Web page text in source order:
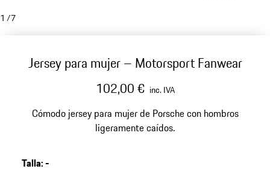
1 /7
Jersey para mujer – Motorsport Fanwear
102,00 € inc. IVA
Cómodo jersey para mujer de Porsche con hombros
ligeramente caídos.
Talla:-